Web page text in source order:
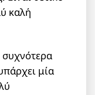
καλή
συχνότερα
μία